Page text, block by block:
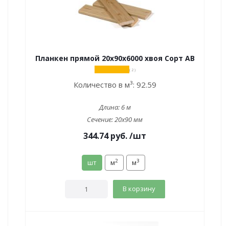
Планкен прямой 20х90х6000 хвоя Сорт АВ
( 2 )
Количество в м³: 92.59
Длина:6 м
Сечение:20x90 мм
344.74руб./шт
шт м2 м3
В корзину